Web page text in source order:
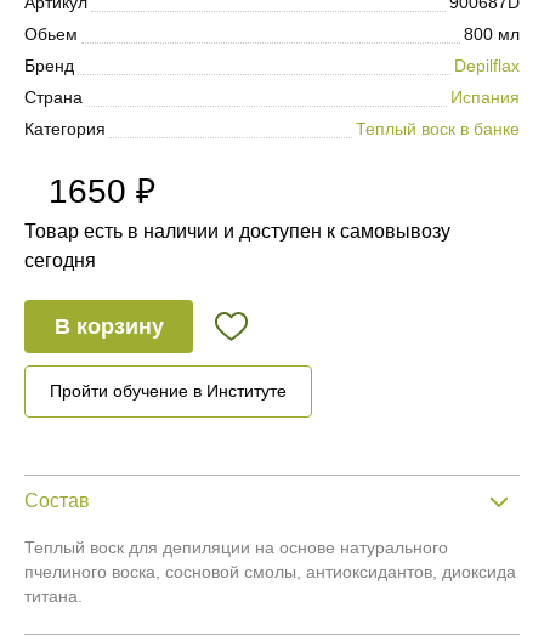
Обьем
800 мл
Бренд
Depilflax
Страна
Испания
Категория
Теплый воск в банке
1650 ₽
Товар есть в наличии и доступен к самовывозу
сегодня
В корзину
Пройти обучение в Институте
Состав
Теплый воск для депиляции на основе натурального
пчелиного воска, сосновой смолы, антиоксидантов, диоксида
титана.